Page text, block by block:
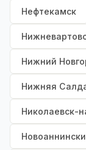
Нефтекамск
Нижний
Нижняя
Николаевск-